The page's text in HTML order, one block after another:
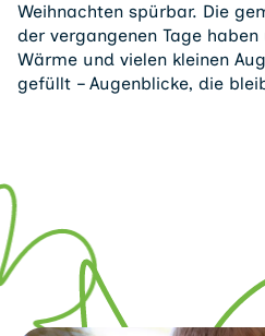
Weihnachten spürbar. Die
der vergangenen Tage
Wärme und vielen kleinen
gefüllt – Augenblicke, die